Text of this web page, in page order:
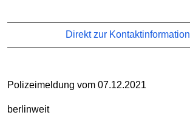
Direkt zur Kontaktinformation
Polizeimeldung vom 07.12.2021
berlinweit